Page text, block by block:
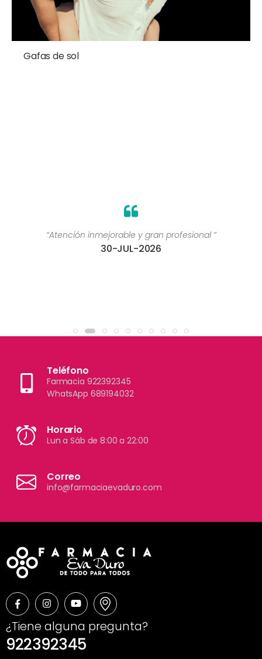
Gafas de sol
“Atención inmejorable y gran profesional ”
30-JUL-2026
Teléfono
Farmacia 922392345
WhatsApp 689194032
Horario
Lun a Sáb de 8:00 a 22:00
Correo
info@farmaciaevaduro.com
¿Tiene alguna pregunta?
922392345